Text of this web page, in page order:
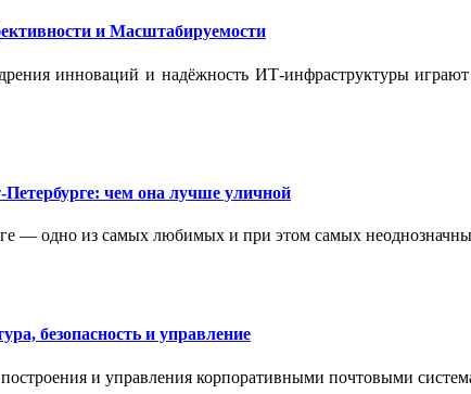
и Масштабируемости
инноваций и надёжность ИТ-инфраструктуры
чем она лучше уличной
— одно из самых любимых и при этом самых
безопасность и управление
и управления корпоративными почтовыми